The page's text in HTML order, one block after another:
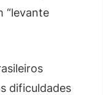
“levante
dificuldades